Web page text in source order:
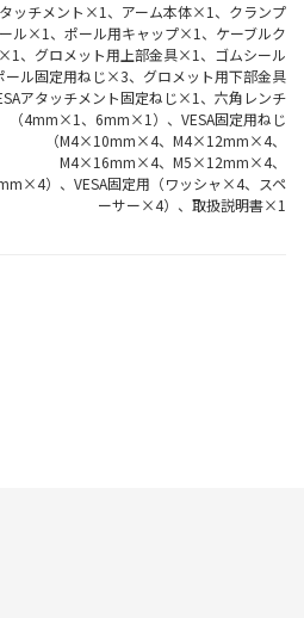
タッチメント×1、アーム本体×1、クランプ
ル×1、ポール用キャップ×1、ケーブルク
、グロメット用上部金具×1、ゴムシール
ル固定用ねじ×3、グロメット用下部金具
アタッチメント固定ねじ×1、六角レンチ
（4mm×1、6mm×1）、VESA固定用ねじ
（M4×10mm×4、M4×12mm×4、
M4×16mm×4、M5×12mm×4、
）、VESA固定用（ワッシャ×4、スペ
ーサー×4）、取扱説明書×1